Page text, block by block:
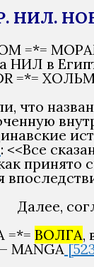
НИЛ.
=*=
НИЛ в
=*=
что
: <<Все
принято
Далее,
=*= ВОЛГА,
MANGA